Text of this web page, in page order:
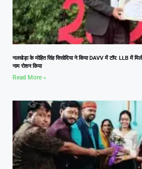
नलखेड़ा के मोहित सिंह सिसोदिया ने किया DAVV में टॉप: LLB में
नाम रोशन किया
Read More »